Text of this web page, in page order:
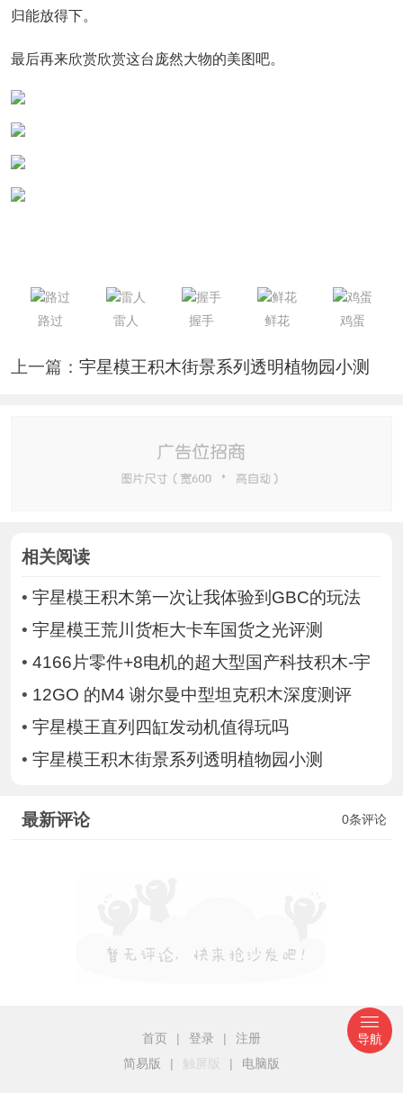
归能放得下。
最后再来欣赏欣赏这台庞然大物的美图吧。
路过 雷人 握手 鲜花 鸡蛋
上一篇： 宇星模王积木街景系列透明植物园小测
相关阅读
• 宇星模王积木第一次让我体验到GBC的玩法
• 宇星模王荒川货柜大卡车国货之光评测
• 4166片零件+8电机的超大型国产科技积木-宇
• 12GO 的M4 谢尔曼中型坦克积木深度测评
• 宇星模王直列四缸发动机值得玩吗
• 宇星模王积木街景系列透明植物园小测
0条评论
最新评论
首页 | 登录 |
注册
简易版
| 触屏版 | 电脑版
导航